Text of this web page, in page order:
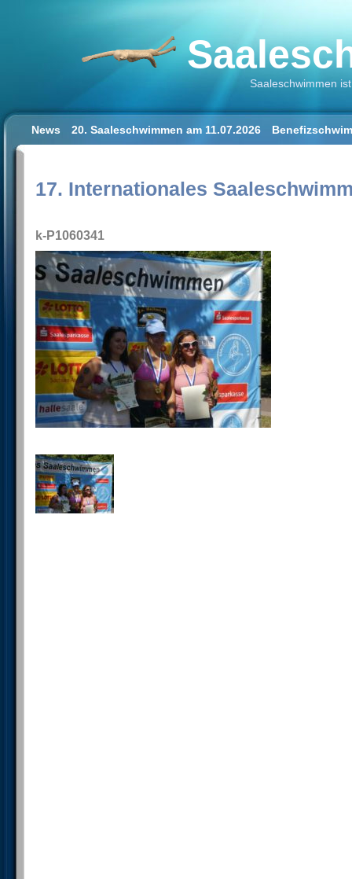
Saaleschwimmen
News 20. Saaleschwimmen am 11.07.2026
17. Internationales
k-P1060341